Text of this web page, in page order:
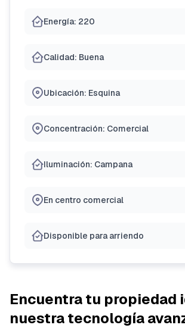
Energía: 220
Calidad: Buena
Ubicación: Esquina
Concentración: Comercial
Iluminación: Campana
En centro comercial
Disponible para arriendo
Encuentra tu propiedad
nuestra tecnología